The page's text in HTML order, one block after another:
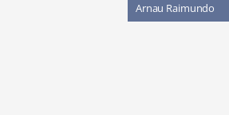
Arnau Raimundo